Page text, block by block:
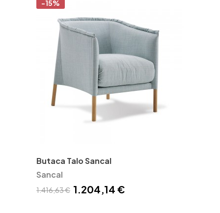
-15%
Butaca Talo Sancal
Sancal
1.416,63 € 1.204,14 €